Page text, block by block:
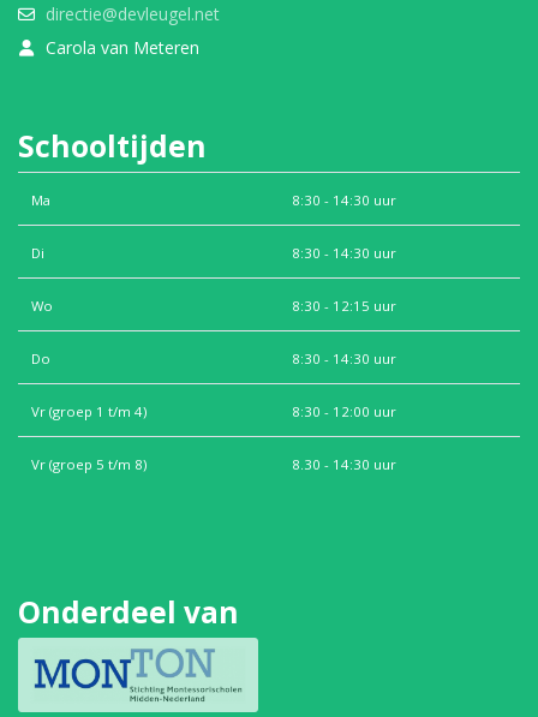
directie@devleugel.net
Carola van Meteren
Schooltijden
Ma 8:30 - 14:30 uur
Di 8:30 - 14:30 uur
Wo 8:30 - 12:15 uur
Do 8:30 - 14:30 uur
Vr (groep 1 t/m 4) 8:30 - 12:00 uur
Vr (groep 5 t/m 8) 8.30 - 14:30 uur
Onderdeel van